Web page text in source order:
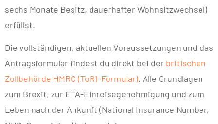
sechs Monate Besitz, dauerhafter Wohnsitzwechsel)
erfüllst.
Die vollständigen, aktuellen Voraussetzungen und das
Antragsformular findest du direkt bei der britischen
Zollbehörde HMRC (ToR1-Formular). Alle Grundlagen
zum Brexit, zur ETA-Einreisegenehmigung und zum
Leben nach der Ankunft (National Insurance Number,